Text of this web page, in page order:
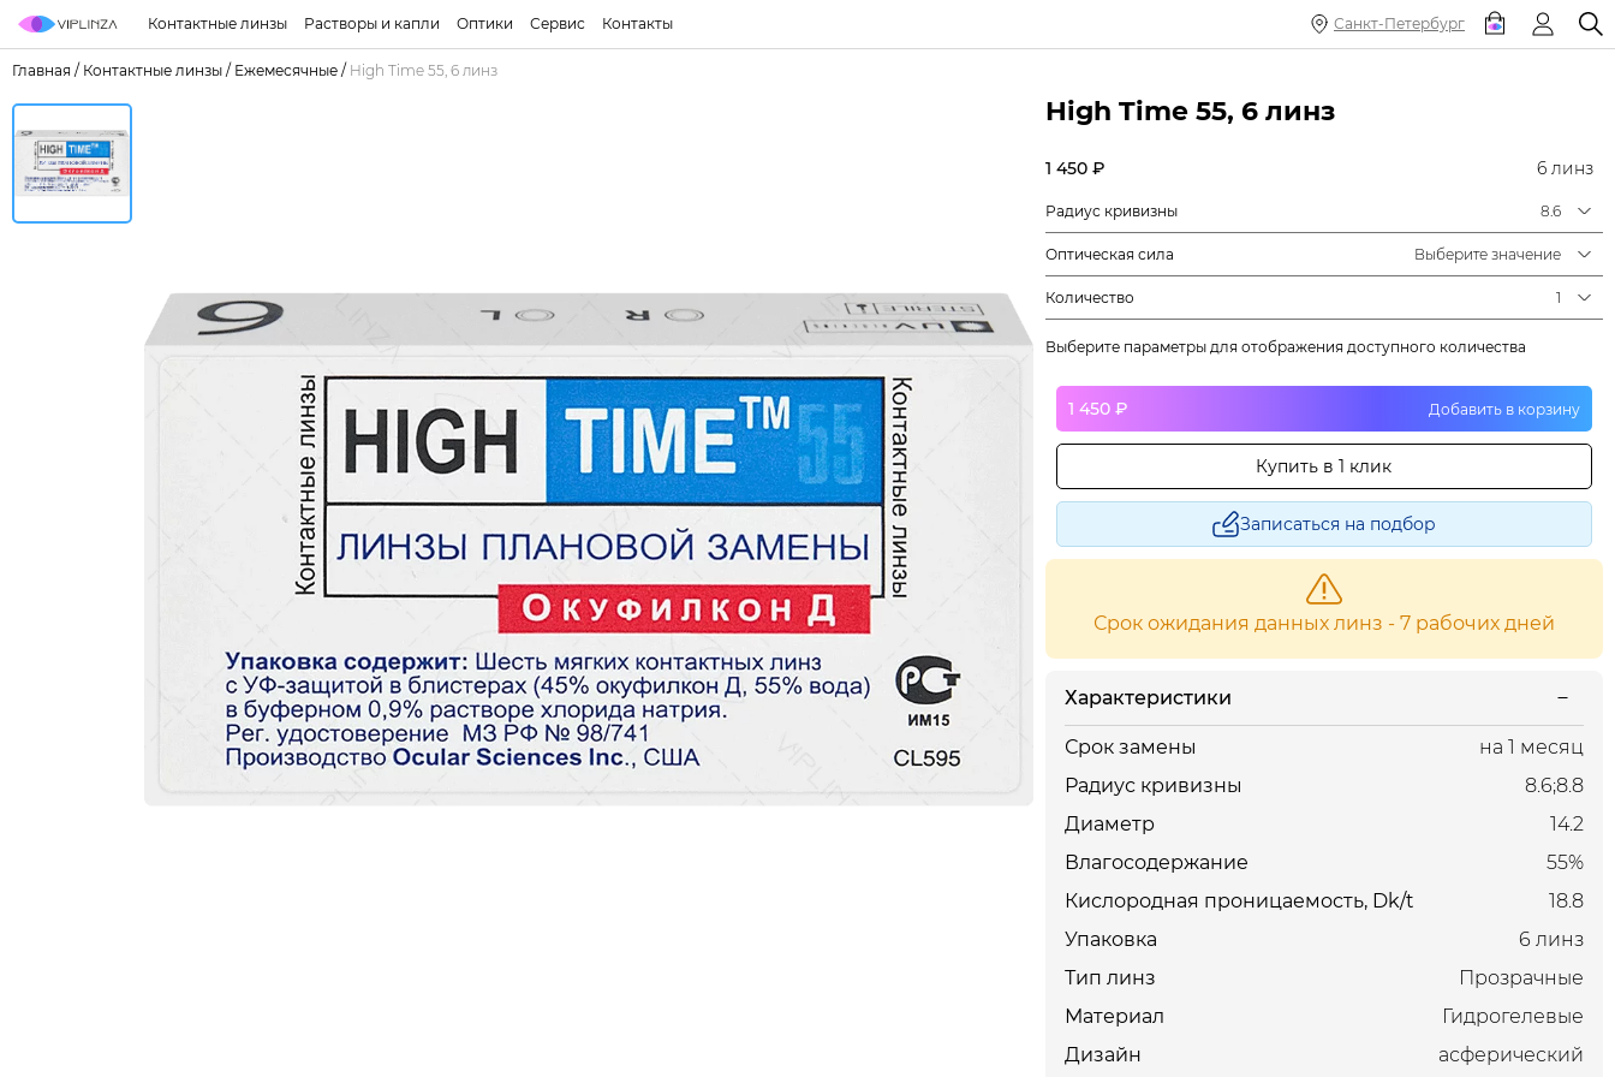
Контактные линзы Растворы и капли Оптики Сервис Контакты Санкт-Петербург
Главная / Контактные линзы / Ежемесячные / High Time 55, 6 линз
High Time 55, 6 линз
1 450 ₽ 6 линз
Радиус кривизны 8.6
Оптическая сила Выберите значение
Количество 1
Выберите параметры для отображения доступного количества
1 450 ₽ Добавить в корзину
Купить в 1 клик
Записаться на подбор
Срок ожидания данных линз - 7 рабочих дней
Характеристики
Срок замены
на 1 месяц
Радиус кривизны
8.6;8.8
Диаметр
14.2
Влагосодержание
55%
Кислородная проницаемость, Dk/t
18.8
Упаковка
6 линз
Тип линз
Прозрачные
Материал
Гидрогелевые
Дизайн
асферический